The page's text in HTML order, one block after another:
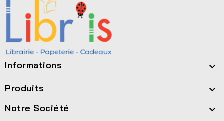
Informations 
Produits 
Notre Société 